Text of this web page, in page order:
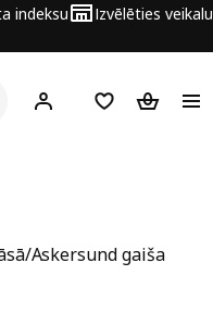
indeksu Izvēlēties veikalu
Hej! Pierakstīties
PirkumuPirkumu
Askersund gaiša